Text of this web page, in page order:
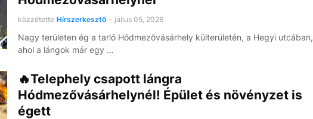
közzétette Hírszerkesztő - július 05, 2026
Nagy területen ég a tarló Hódmezővásárhely külterületén, a Hegyi utcában,
ahol a lángok már egy …
🔥Telephely csapott lángra
Hódmezővásárhelynél! Épület és növényzet is
égett